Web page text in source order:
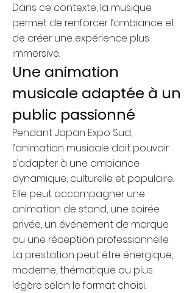
Dans ce contexte, la musique
permet de renforcer l’ambiance et
de créer une expérience plus
immersive.
Une animation
musicale adaptée à un
public passionné
Pendant Japan Expo Sud,
l’animation musicale doit pouvoir
s’adapter à une ambiance
dynamique, culturelle et populaire.
Elle peut accompagner une
animation de stand, une soirée
privée, un événement de marque
ou une réception professionnelle.
La prestation peut être énergique,
moderne, thématique ou plus
légère selon le format choisi.